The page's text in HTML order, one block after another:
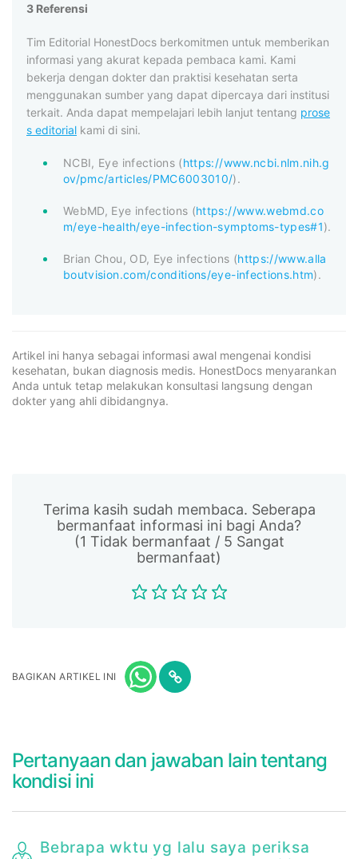
3 Referensi
Tim Editorial HonestDocs berkomitmen untuk memberikan
informasi yang akurat kepada pembaca kami. Kami
bekerja dengan dokter dan praktisi kesehatan serta
menggunakan sumber yang dapat dipercaya dari institusi
terkait. Anda dapat mempelajari lebih lanjut tentang prose
s editorial kami di sini.
NCBI, Eye infections (https://www.ncbi.nlm.nih.g
ov/pmc/articles/PMC6003010/).
WebMD, Eye infections (https://www.webmd.co
m/eye-health/eye-infection-symptoms-types#1).
Brian Chou, OD, Eye infections (https://www.alla
boutvision.com/conditions/eye-infections.htm).
Artikel ini hanya sebagai informasi awal mengenai kondisi
kesehatan, bukan diagnosis medis. HonestDocs menyarankan
Anda untuk tetap melakukan konsultasi langsung dengan
dokter yang ahli dibidangnya.
Terima kasih sudah membaca. Seberapa
bermanfaat informasi ini bagi Anda?
(1 Tidak bermanfaat / 5 Sangat
bermanfaat)
BAGIKAN ARTIKEL INI
Pertanyaan dan jawaban lain tentang
kondisi ini
Bebrapa wktu yg lalu saya periksa